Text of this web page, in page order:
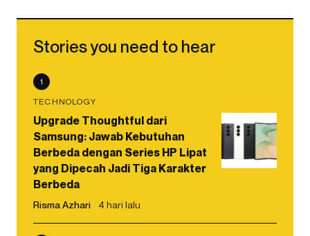
Stories you need to hear
1
TECHNOLOGY
Upgrade Thoughtful dari
Samsung: Jawab Kebutuhan
Berbeda dengan Series HP Lipat
yang Dipecah Jadi Tiga Karakter
Berbeda
Risma Azhari 4 hari lalu